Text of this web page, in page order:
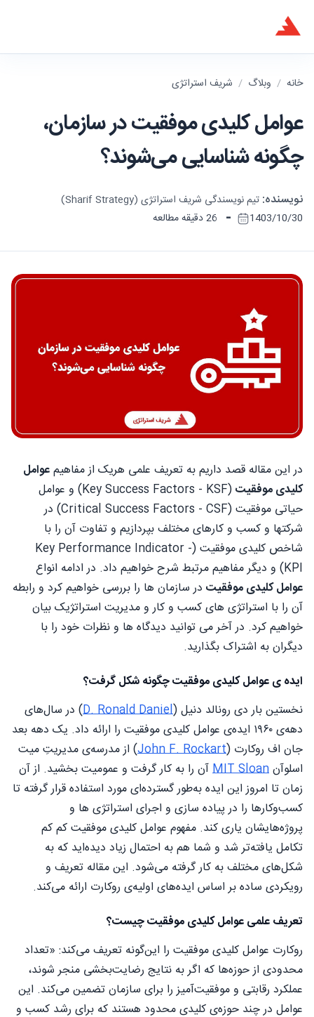
خانه / وبلاگ / شریف استراتژی
عوامل کلیدی موفقیت در سازمان،
چگونه شناسایی می‌شوند؟
نویسنده: تیم نویسندگی شریف استراتژی (Sharif Strategy)
1403/10/30
- 26 دقیقه مطالعه
در این مقاله قصد داریم به تعریف علمی هریک از مفاهیمعوامل
کلیدی موفقیت
(Key Success Factors - KSF) و عوامل
حیاتی موفقیت (Critical Success Factors - CSF) در
شرکتها و کسب و کارهای مختلف بپردازیم و تفاوت آن را با
شاخص کلیدی موفقیت (Key Performance Indicator -
KPI) و دیگر مفاهیم مرتبط شرح خواهیم داد. در ادامه انواع
عوامل کلیدی موفقیت در سازمان ها را بررسی خواهیم کرد و رابطه
آن را با استراتژی های کسب و کار و مدیریت استراتژیک بیان
خواهیم کرد. در آخر می توانید دیدگاه ها و نظرات خود را با
دیگران به اشتراک بگذارید.
ایده ی عوامل کلیدی موفقیت چگونه شکل گرفت؟
نخستین بار دی رونالد دنیل (D. Ronald Daniel) در سال‌های
دهه‌ی ۱۹۶۰ ایده‌ی عوامل کلیدی موفقیت را ارائه داد. یک دهه بعد
جان اف روکارت (John F. Rockart) از مدرسه‌ی مدیریتِ میت
اسلوآنMIT Sloanآن را به کار گرفت و عمومیت بخشید. از آن
زمان تا امروز این ایده به‌طور گسترده‌ای مورد استفاده قرار گرفته تا
کسب‌وکارها را در پیاده سازی و اجرای استراتژی‌ ها و
پروژه‌هایشان یاری کند. مفهوم عوامل کلیدی موفقیت کم کم
تکامل یافته‌تر شد و شما هم به احتمال زیاد دیده‌اید که به
شکل‌های مختلف به کار گرفته می‌شود. این مقاله تعریف و
رویکردی ساده بر اساس ایده‌های اولیه‌ی روکارت ارائه می‌کند.
تعریف علمی عوامل کلیدی موفقیت چیست؟
روکارت عوامل کلیدی موفقیت را این‌گونه تعریف می‌کند: «تعداد
محدودی از حوزه‌ها که اگر به نتایج رضایت‌بخشی منجر شوند،
عملکرد رقابتی و موفقیت‌آمیز را برای سازمان تضمین می‌کند. این
عوامل در چند حوزه‌ی کلیدی محدود هستند که برای رشد کسب و